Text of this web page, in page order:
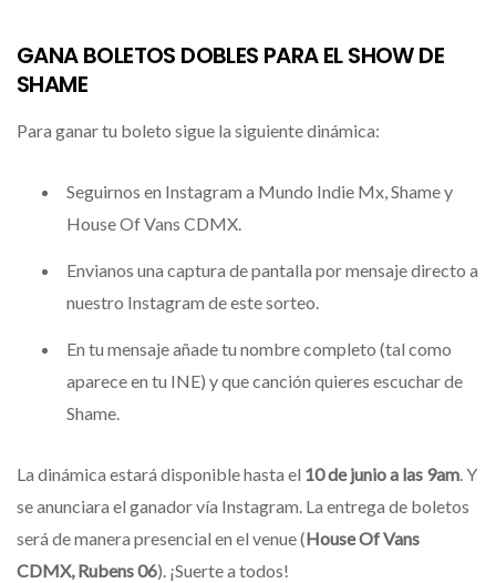
GANA BOLETOS DOBLES PARA EL SHOW DE
SHAME
Para ganar tu boleto sigue la siguiente dinámica:
Seguirnos en Instagram a Mundo Indie Mx, Shame y
House Of Vans CDMX.
Envianos una captura de pantalla por mensaje directo a
nuestro Instagram de este sorteo.
En tu mensaje añade tu nombre completo (tal como
aparece en tu INE) y que canción quieres escuchar de
Shame.
La dinámica estará disponible hasta el 10 de junio a las 9am. Y
se anunciara el ganador vía Instagram. La entrega de boletos
será de manera presencial en el venue (House Of Vans
CDMX, Rubens 06). ¡Suerte a todos!